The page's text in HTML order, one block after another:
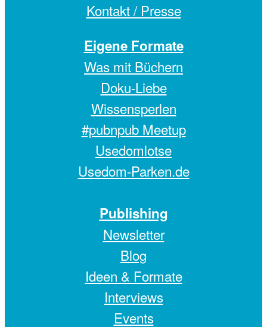
Kontakt / Presse
Eigene Formate
Was mit Büchern
Doku-Liebe
Wissensperlen
#pubnpub Meetup
Usedomlotse
Usedom-Parken.de
Publishing
Newsletter
Blog
Ideen & Formate
Interviews
Events